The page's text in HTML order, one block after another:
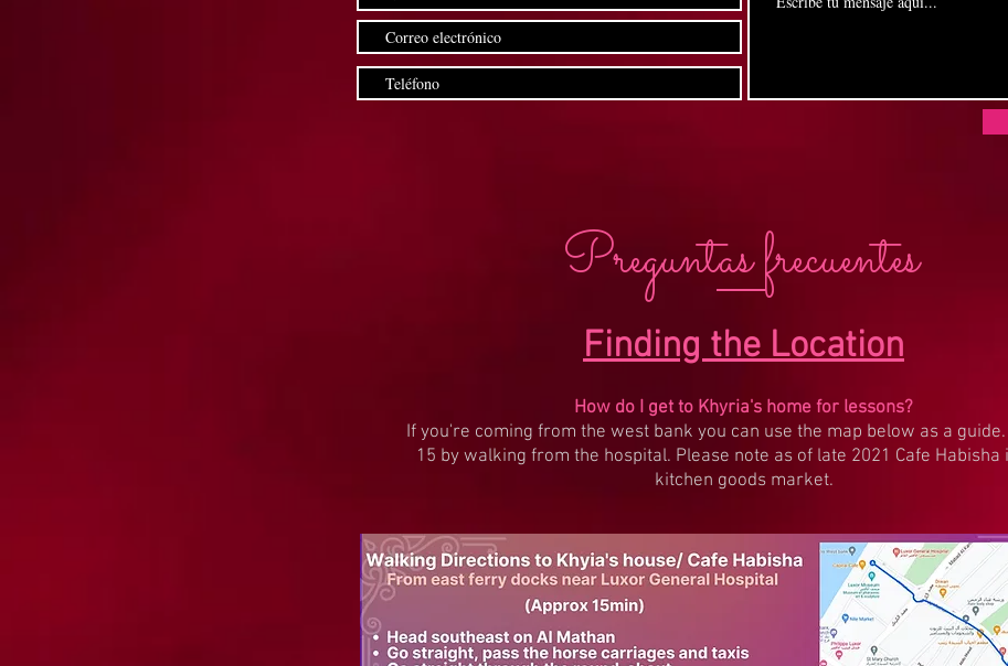
Preguntas frecuentes
Finding the Location
How do I get to Khyria's home for lessons?
If you're coming from the west bank you can use the map below as a
15 by walking from the hospital. Please note as of late 2021 Cafe Habisha
kitchen goods market.